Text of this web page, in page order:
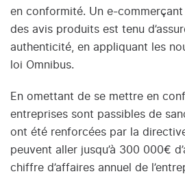
en conformité. Un e-
des avis produits est tenu
authenticité, en appliquant les
loi Omnibus.
En omettant de se mettre en
entreprises sont passibles de
ont été renforcées par la
peuvent aller jusqu’à 300 000€
chiffre d’affaires annuel de